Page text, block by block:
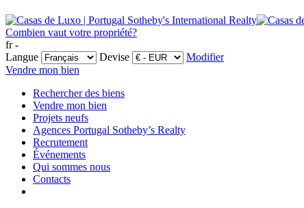
Combien vaut votre propriété?
fr -
Langue
Devise
Modifier
Vendre mon bien
Rechercher des biens
Vendre mon bien
Projets neufs
Agences Portugal Sotheby’s Realty
Recrutement
Événements
Qui sommes nous
Contacts